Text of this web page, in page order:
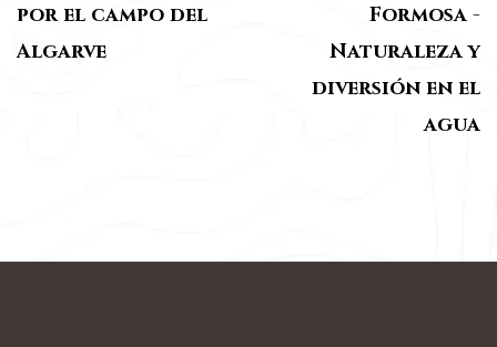
por el campo del
Algarve
Formosa -
Naturaleza y
diversión en el
agua